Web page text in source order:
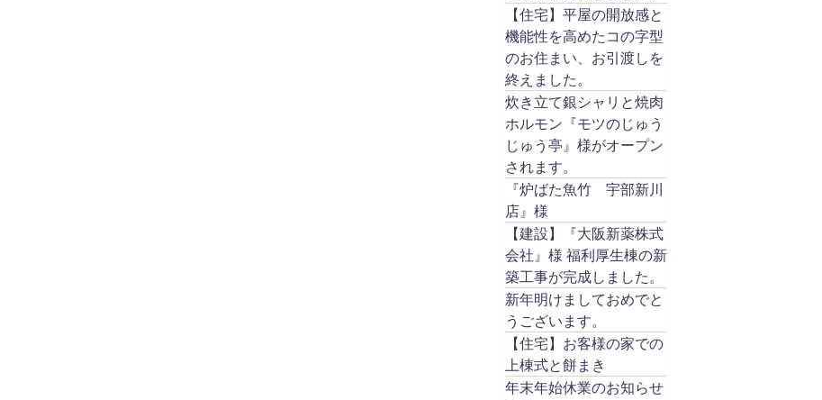
【住宅】平屋の開放感と
機能性を高めたコの字型
のお住まい、お引渡しを
終えました。
炊き立て銀シャリと焼肉
ホルモン『モツのじゅう
じゅう亭』様がオープン
されます。
『炉ばた魚竹 宇部新川
店』様
【建設】『大阪新薬株式
会社』様 福利厚生棟の新
築工事が完成しました。
新年明けましておめでと
うございます。
【住宅】お客様の家での
上棟式と餅まき
年末年始休業のお知らせ